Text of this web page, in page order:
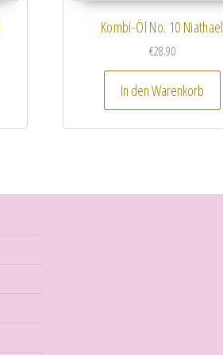
Kombi-Öl No. 10 Niathael
€28.90
In den Warenkorb